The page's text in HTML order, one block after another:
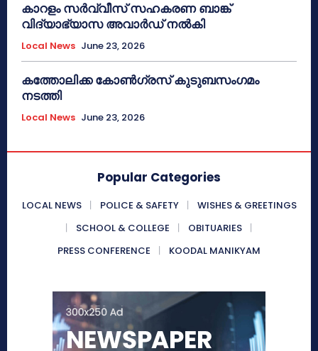
കാറളം സർവ്വീസ് സഹകരണ ബാങ്ക്
വിദ്യാഭ്യാസ അവാർഡ് നൽകി
Local News June 23, 2026
കത്തോലിക്ക കോൺഗ്രസ് കുടുബസംഗമം
നടത്തി
Local News June 23, 2026
Popular Categories
LOCAL NEWS POLICE & SAFETY
WISHES & GREETINGS
SCHOOL & COLLEGE
OBITUARIES
PRESS CONFERENCE
KOODAL MANIKYAM